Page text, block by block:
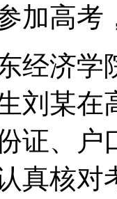
加高考
经济学
刘某在
证、户
真核